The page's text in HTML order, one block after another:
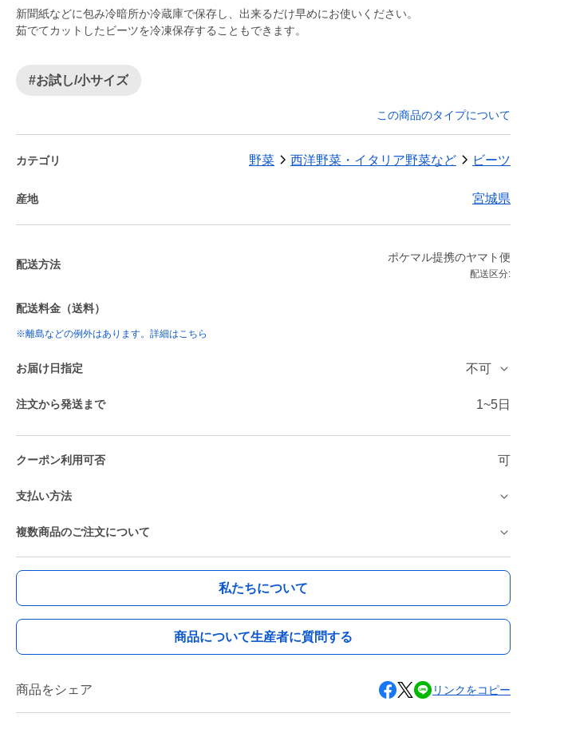
新聞紙などに包み冷暗所か冷蔵庫で保存し、出来るだけ早めにお使いください。
茹でてカットしたビーツを冷凍保存することもできます。
#お試し/小サイズ
この商品のタイプについて
カテゴリ 野菜 西洋野菜・イタリア野菜など ビーツ
産地 宮城県
配送方法
ポケマル提携のヤマト便
配送区分:
配送料金（送料）
※離島などの例外はあります。詳細はこちら
お届け日指定 不可
注文から発送まで 1~5日
クーポン利用可否 可
支払い方法
複数商品のご注文について
私たちについて
商品について生産者に質問する
商品をシェア リンクをコピー